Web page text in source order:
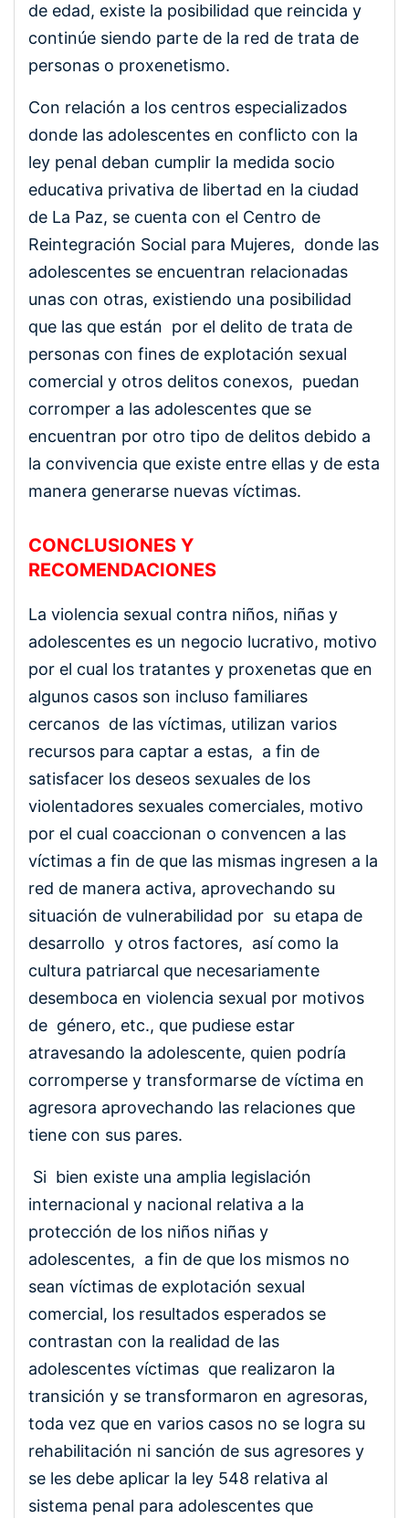
de edad, existe la posibilidad que reincida y
continúe siendo parte de la red de trata de
personas o proxenetismo.
Con relación a los centros especializados
donde las adolescentes en conflicto con la
ley penal deban cumplir la medida socio
educativa privativa de libertad en la ciudad
de La Paz, se cuenta con el Centro de
Reintegración Social para Mujeres, donde las
adolescentes se encuentran relacionadas
unas con otras, existiendo una posibilidad
que las que están por el delito de trata de
personas con fines de explotación sexual
comercial y otros delitos conexos, puedan
corromper a las adolescentes que se
encuentran por otro tipo de delitos debido a
la convivencia que existe entre ellas y de esta
manera generarse nuevas víctimas.
CONCLUSIONES Y
RECOMENDACIONES
La violencia sexual contra niños, niñas y
adolescentes es un negocio lucrativo, motivo
por el cual los tratantes y proxenetas que en
algunos casos son incluso familiares
cercanos de las víctimas, utilizan varios
recursos para captar a estas, a fin de
satisfacer los deseos sexuales de los
violentadores sexuales comerciales, motivo
por el cual coaccionan o convencen a las
víctimas a fin de que las mismas ingresen a la
red de manera activa, aprovechando su
situación de vulnerabilidad por su etapa de
desarrollo y otros factores, así como la
cultura patriarcal que necesariamente
desemboca en violencia sexual por motivos
de género, etc., que pudiese estar
atravesando la adolescente, quien podría
corromperse y transformarse de víctima en
agresora aprovechando las relaciones que
tiene con sus pares.
Si bien existe una amplia legislación
internacional y nacional relativa a la
protección de los niños niñas y
adolescentes, a fin de que los mismos no
sean víctimas de explotación sexual
comercial, los resultados esperados se
contrastan con la realidad de las
adolescentes víctimas que realizaron la
transición y se transformaron en agresoras,
toda vez que en varios casos no se logra su
rehabilitación ni sanción de sus agresores y
se les debe aplicar la ley 548 relativa al
sistema penal para adolescentes que